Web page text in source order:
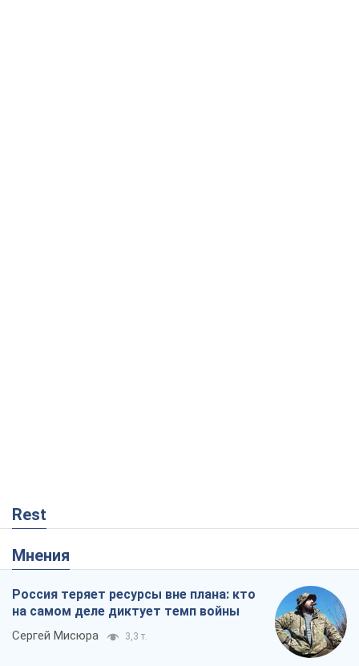
Rest
Мнения
Россия теряет ресурсы вне плана: кто
на самом деле диктует темп войны
Сергей Мисюра 3,3 т.